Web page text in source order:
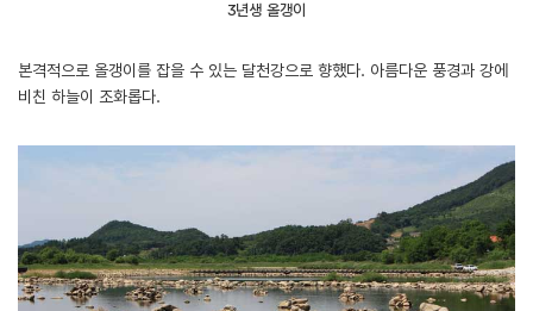
3년생 올갱이
본격적으로 올갱이를 잡을 수 있는 달천강으로 향했다. 아름다운 풍경과 강에
비친 하늘이 조화롭다.